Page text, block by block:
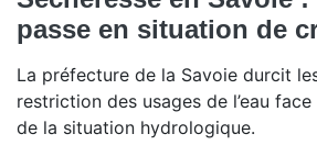
passe en situation de
La préfecture de la Savoie durcit
restriction des usages de l’eau
de la situation hydrologique.